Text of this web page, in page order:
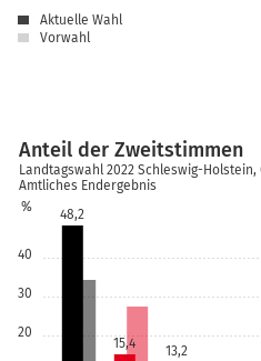
Aktuelle Wahl
Vorwahl
20
30
40
%
48,2
15,4
13,2
Anteil der Zweitstimmen
Landtagswahl 2022 Schleswig-Holstein,
Amtliches Endergebnis